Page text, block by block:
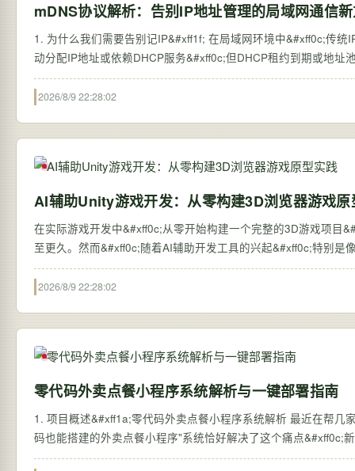
mDNS协议解析：告别IP地址管理的局域网通信
1. 为什么我们需要告别记IP&#xff1f; 在局域网环境中&#xff0c;传
动分配IP地址或依赖DHCP服务&#xff0c;但DHCP租约到期或地
2026/8/9 22:28:02
AI辅助Unity游戏开发：从零构建3D浏览器游戏原
在实际游戏开发中&#xff0c;从零开始构建一个完整的3D游戏项目
至更久。然而&#xff0c;随着AI辅助开发工具的兴起&#xff0c;特别
2026/8/9 22:28:02
零代码外卖点餐小程序系统解析与一键部署指南
1. 项目概述&#xff1a;零代码外卖点餐小程序系统解析 最近在帮
码也能搭建的外卖点餐小程序"系统恰好解决了这个痛点